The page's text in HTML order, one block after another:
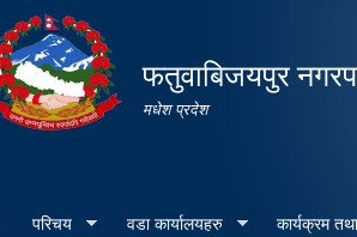
फतुवाबिजयपुर
मधेश प्रदेश
परिचय वडा कार्यालयहरु कार्यक्रम